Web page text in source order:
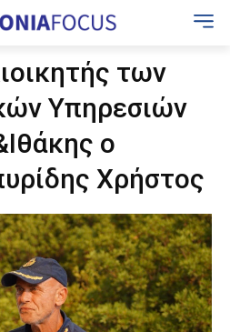
των
Υπηρεσιών
ο
Χρήστος